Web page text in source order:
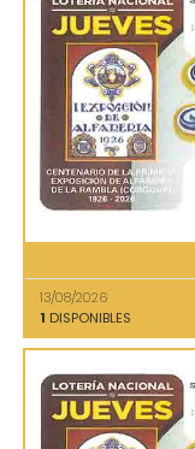
13/08/2026
1 DISPONIBLES